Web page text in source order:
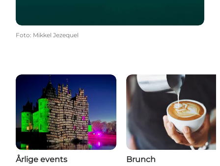
Foto: Mikkel Jezequel
Årlige events Brunch